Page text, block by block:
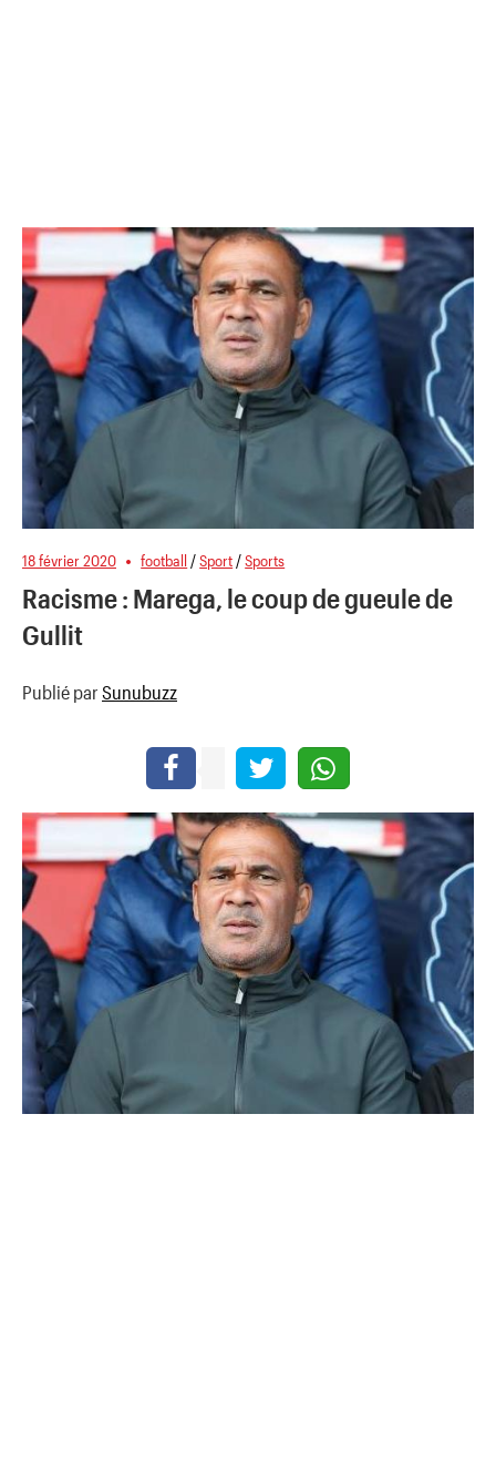
18 février 2020 football /Sport /Sports
Racisme : Marega, le coup de gueule de
Gullit
Publié par Sunubuzz